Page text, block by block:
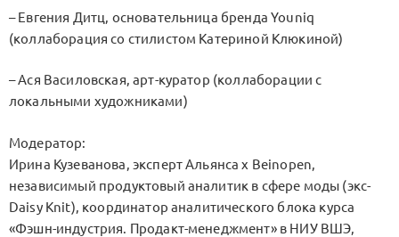
– Евгения Дитц, основательница бренда Youniq
(коллаборация со стилистом Катериной Клюкиной)
– Ася Василовская, арт-куратор (коллаборации с
локальными художниками)
Модератор:
Ирина Кузеванова, эксперт Альянса х Beinopen,
независимый продуктовый аналитик в сфере моды (экс-
Daisy Knit), координатор аналитического блока курса
«Фэшн-индустрия. Продакт-менеджмент» в НИУ ВШЭ,